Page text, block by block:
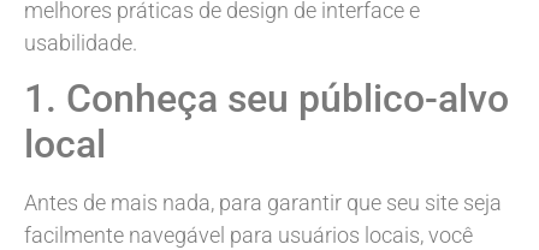
melhores práticas de design de interface e
usabilidade.
1. Conheça seu público-alvo
local
Antes de mais nada, para garantir que seu site seja
facilmente navegável para usuários locais, você